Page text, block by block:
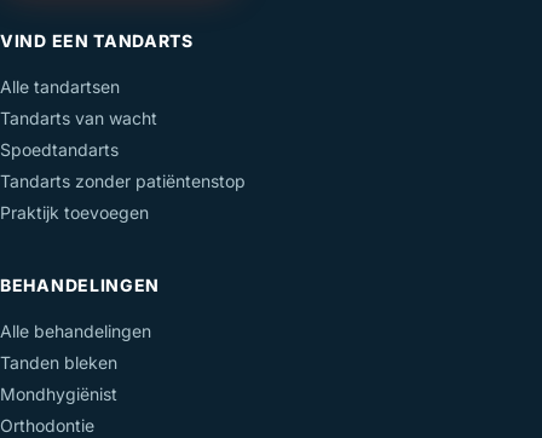
VIND EEN TANDARTS
Alle tandartsen
Tandarts van wacht
Spoedtandarts
Tandarts zonder patiëntenstop
Praktijk toevoegen
BEHANDELINGEN
Alle behandelingen
Tanden bleken
Mondhygiënist
Orthodontie